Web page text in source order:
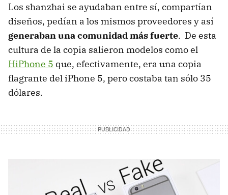
Los shanzhai se ayudaban entre sí, compartían
diseños, pedían a los mismos proveedores y así
generaban una comunidad más fuerte. De esta
cultura de la copia salieron modelos como el
HiPhone 5 que, efectivamente, era una copia
flagrante del iPhone 5, pero costaba tan sólo 35
dólares.